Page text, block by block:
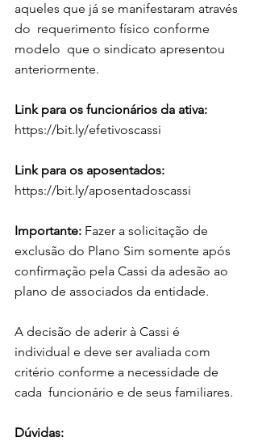
aqueles que já se manifestaram através
do  requerimento físico conforme
modelo  que o sindicato apresentou
anteriormente.
Link para os funcionários da ativa:
https://bit.ly/efetivoscassi
Link para os aposentados:
https://bit.ly/aposentadoscassi
Importante: Fazer a solicitação de
exclusão do Plano Sim somente após
confirmação pela Cassi da adesão ao
plano de associados da entidade.
A decisão de aderir à Cassi é
individual e deve ser avaliada com
critério conforme a necessidade de
cada  funcionário e de seus familiares.
Dúvidas: